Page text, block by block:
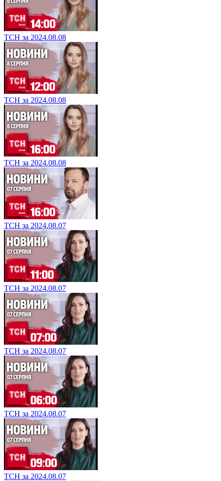
ТСН за 2024.08.08
ТСН за 2024.08.08
ТСН за 2024.08.08
ТСН за 2024.08.07
ТСН за 2024.08.07
ТСН за 2024.08.07
ТСН за 2024.08.07
ТСН за 2024.08.07